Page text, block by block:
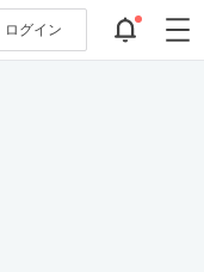
ログイン